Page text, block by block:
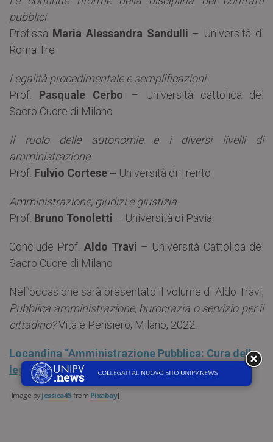
pubblici
Prof.ssa Maria Alessandra Sandulli – Università di
Roma Tre
Legalità procedimentale e semplificazioni
Prof. Pasquale Cerbo – Università cattolica del
Sacro Cuore di Milano
Il ruolo delle autonomie e i diversi livelli di
amministrazione
Prof. Fulvio Cortese – Università di Trento
Amministrazione, giudizi e giustizia
Prof. Bruno Tonoletti – Università di Pavia
Conclude Prof. Aldo Travi – Università Cattolica del
Sacro Cuore di Milano
Nell’occasione sarà presentato il volume di Aldo Travi,
Pubblica amministrazione, burocrazia o servizio per il
cittadino?Vita e Pensiero, Milano, 2022.
Locandina “Amministrazione Pubblica: Cura della
legalità e della persona”
[Image byjessica45from Pixabay]